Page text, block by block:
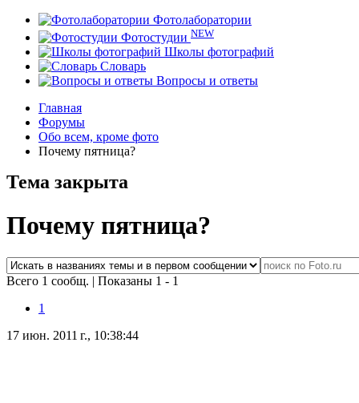
Фотолаборатории
Фотостудии NEW
Школы фотографий
Словарь
Вопросы и ответы
Главная
Форумы
Обо всем, кроме фото
Почему пятница?
Тема закрыта
Почему пятница?
Всего 1 сообщ. | Показаны 1 - 1
1
17 июн. 2011 г., 10:38:44